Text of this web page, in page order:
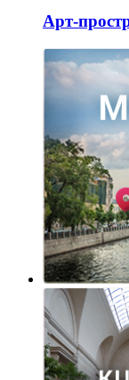
Арт-